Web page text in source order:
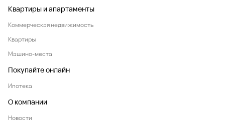
Квартиры и апартаменты
Коммерческая недвижимость
Квартиры
Машино-места
Покупайте онлайн
Ипотека
О компании
Новости